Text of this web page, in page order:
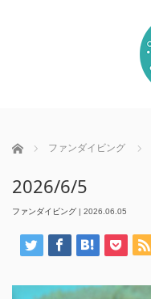
ホーム ファンダイビング
2026/6/5
ファンダイビング | 2026.06.05